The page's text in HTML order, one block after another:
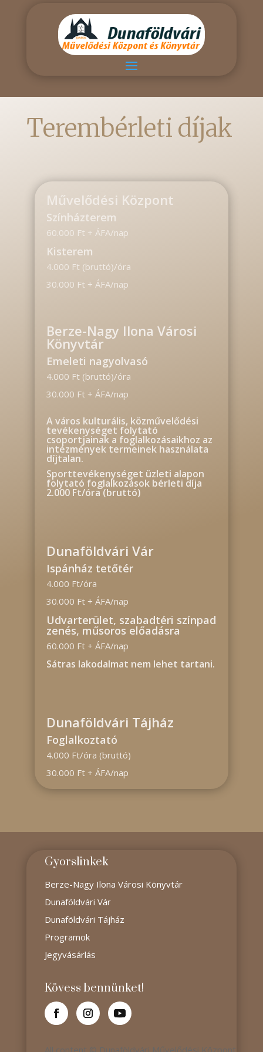
Terembérleti díjak
Művelődési Központ
Színházterem
60.000 Ft + ÁFA/nap
Kisterem
4.000 Ft (bruttó)/óra
30.000 Ft + ÁFA/nap
Berze-Nagy Ilona Városi
Könyvtár
Emeleti nagyolvasó
4.000 Ft (bruttó)/óra
30.000 Ft + ÁFA/nap
A város kulturális, közművelődési
tevékenységet folytató
csoportjainak a foglalkozásaikhoz az
intézmények termeinek használata
díjtalan.
Sporttevékenységet üzleti alapon
folytató foglalkozások bérleti díja
2.000 Ft/óra (bruttó)
Dunaföldvári Vár
Ispánház tetőtér
4.000 Ft/óra
30.000 Ft + ÁFA/nap
Udvarterület, szabadtéri színpad
zenés, műsoros előadásra
60.000 Ft + ÁFA/nap
Sátras lakodalmat nem lehet tartani.
Dunaföldvári Tájház
Foglalkoztató
4.000 Ft/óra (bruttó)
30.000 Ft + ÁFA/nap
Gyorslinkek
Berze-Nagy Ilona Városi Könyvtár
Dunaföldvári Vár
Dunaföldvári Tájház
Programok
Jegyvásárlás
Kövess bennünket!
All content © Dunaföldvári Művelődési Központ